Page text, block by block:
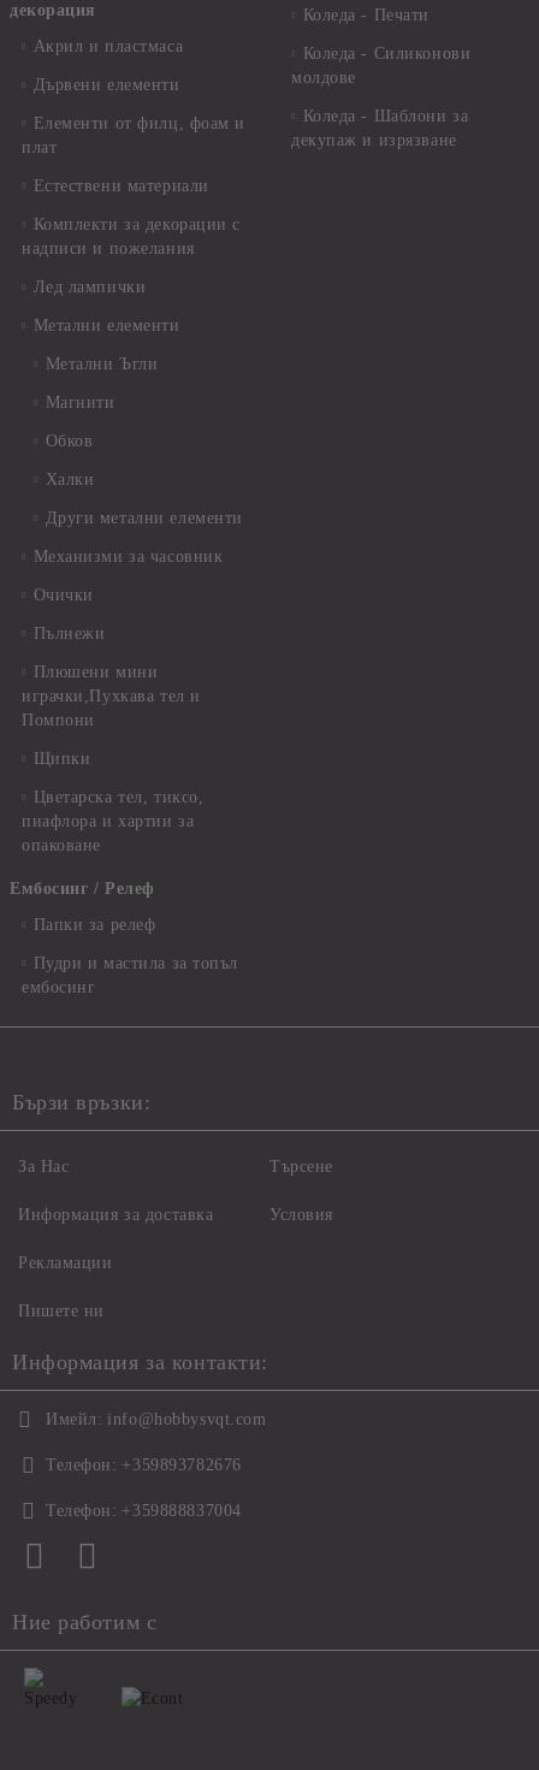
декорация
Акрил и пластмаса
Дървени елементи
Елементи от филц, фоам и
плат
Естествени материали
Комплекти за декорации с
надписи и пожелания
Лед лампички
Метални елементи
Метални Ъгли
Магнити
Обков
Халки
Други метални елементи
Механизми за часовник
Очички
Пълнежи
Плюшени мини
играчки,Пухкава тел и
Помпони
Щипки
Цветарска тел, тиксо,
пиафлора и хартии за
опаковане
Ембосинг / Релеф
Папки за релеф
Пудри и мастила за топъл
ембосинг
Коледа - Печати
Коледа - Силиконови
молдове
Коледа - Шаблони за
декупаж и изрязване
Бързи връзки:
За Нас
Информация за доставка
Рекламации
Пишете ни
Търсене
Условия
Информация за контакти:
Имейл: info@hobbysvqt.com
Телефон: +359893782676
Телефон: +359888837004
Ние работим с